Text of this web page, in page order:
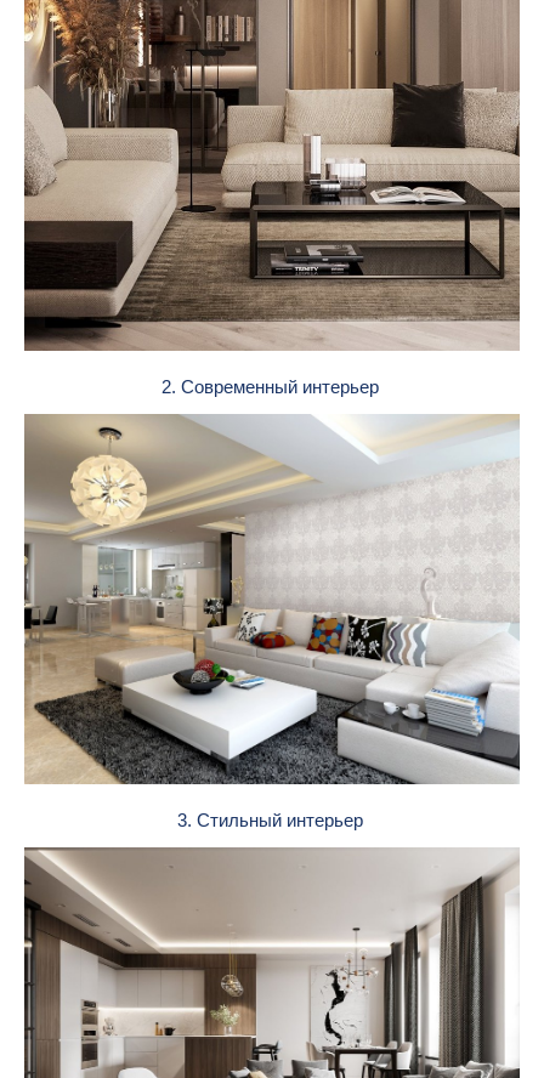
2. Современный интерьер
3. Стильный интерьер